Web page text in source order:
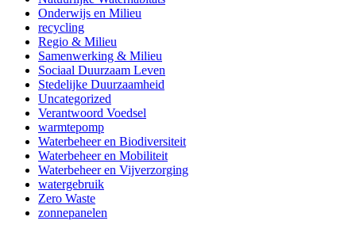
Onderwijs en Milieu
recycling
Regio & Milieu
Samenwerking & Milieu
Sociaal Duurzaam Leven
Stedelijke Duurzaamheid
Uncategorized
Verantwoord Voedsel
warmtepomp
Waterbeheer en Biodiversiteit
Waterbeheer en Mobiliteit
Waterbeheer en Vijverzorging
watergebruik
Zero Waste
zonnepanelen